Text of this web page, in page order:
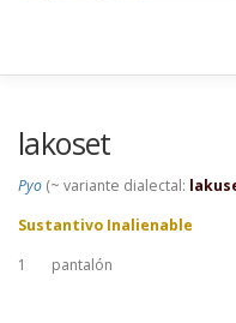
lakoset
Pyo (~ variante dialectal:
Sustantivo Inalienable
1
pantalón